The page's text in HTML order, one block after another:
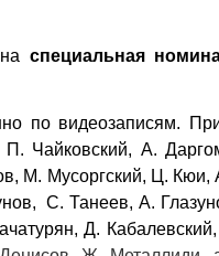
специальная
по видеозаписям.
Чайковский, А.
М. Мусоргский, Ц.
С. Танеев, А.
Д.